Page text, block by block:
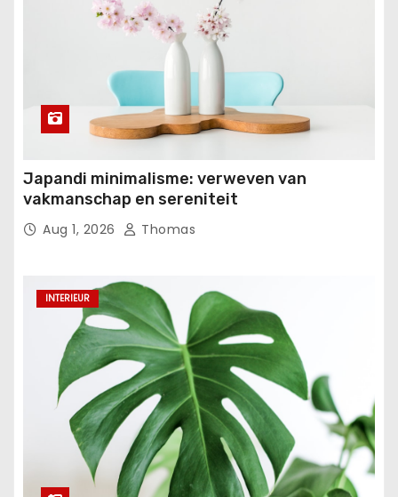
Japandi minimalisme: verweven van
vakmanschap en sereniteit
Aug 1, 2026 Thomas
INTERIEUR